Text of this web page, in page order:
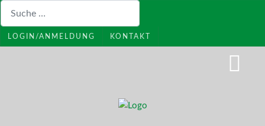
LOGIN/ANMELDUNG KONTAKT